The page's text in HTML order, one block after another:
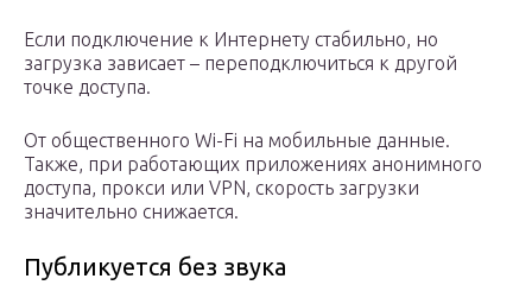
Если подключение к Интернету стабильно, но
загрузка зависает – переподключиться к другой
точке доступа.
От общественного Wi-Fi на мобильные данные.
Также, при работающих приложениях анонимного
доступа, прокси или VPN, скорость загрузки
значительно снижается.
Публикуется без звука